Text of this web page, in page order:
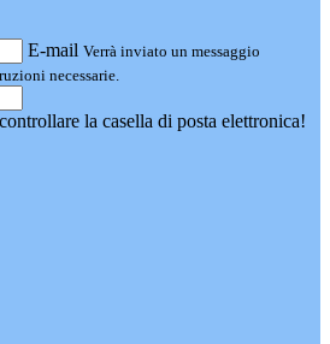
E-mail Verrà inviato un messaggio
necessarie.
la casella di posta elettronica!